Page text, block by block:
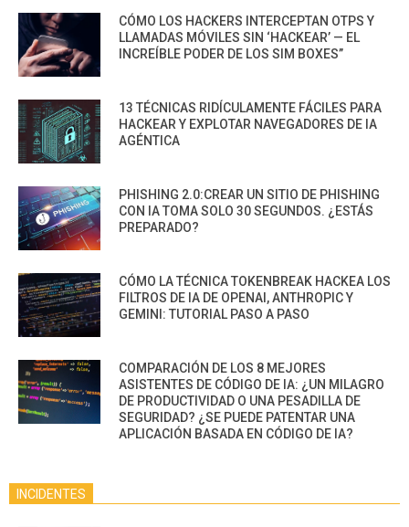
CÓMO LOS HACKERS INTERCEPTAN OTPS Y
LLAMADAS MÓVILES SIN ‘HACKEAR’ — EL
INCREÍBLE PODER DE LOS SIM BOXES”
13 TÉCNICAS RIDÍCULAMENTE FÁCILES PARA
HACKEAR Y EXPLOTAR NAVEGADORES DE IA
AGÉNTICA
PHISHING 2.0:CREAR UN SITIO DE PHISHING
CON IA TOMA SOLO 30 SEGUNDOS. ¿ESTÁS
PREPARADO?
CÓMO LA TÉCNICA TOKENBREAK HACKEA LOS
FILTROS DE IA DE OPENAI, ANTHROPIC Y
GEMINI: TUTORIAL PASO A PASO
COMPARACIÓN DE LOS 8 MEJORES
ASISTENTES DE CÓDIGO DE IA: ¿UN MILAGRO
DE PRODUCTIVIDAD O UNA PESADILLA DE
SEGURIDAD? ¿SE PUEDE PATENTAR UNA
APLICACIÓN BASADA EN CÓDIGO DE IA?
INCIDENTES